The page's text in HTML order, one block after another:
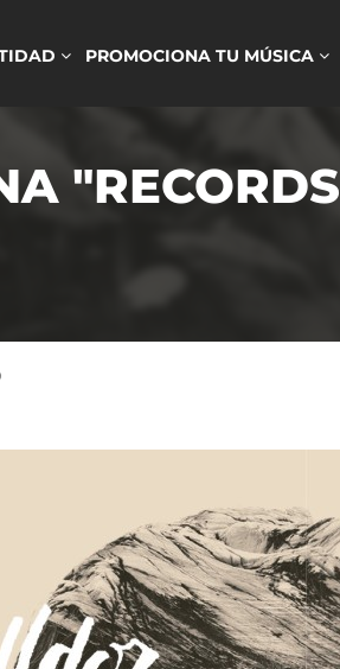
PROMOCIONA TU MÚSICA